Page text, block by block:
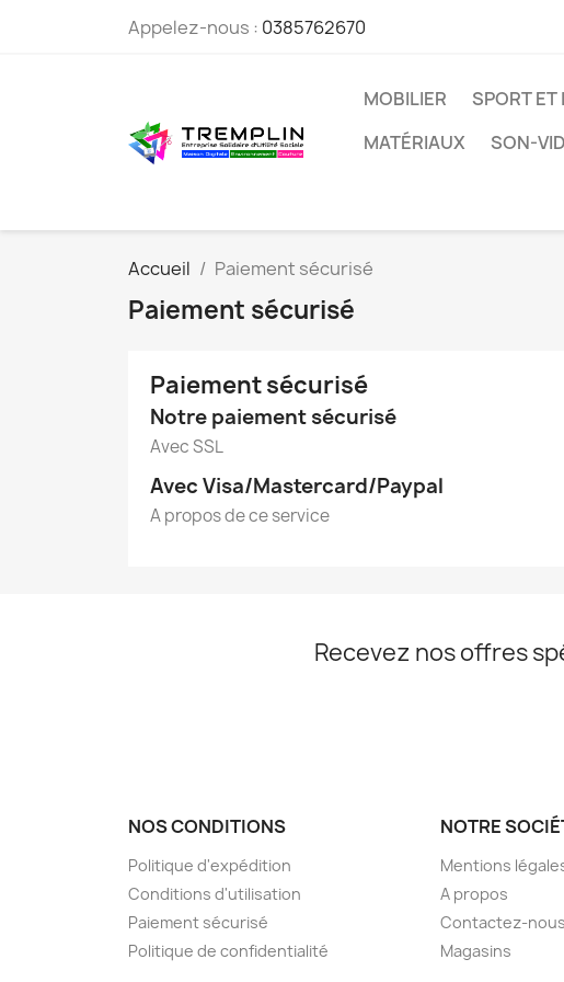
Appelez-nous : 0385762670
MOBILIER SPORT ET
MATÉRIAUX
SON-
Accueil Paiement sécurisé
Paiement sécurisé
Paiement sécurisé
Notre paiement sécurisé
Avec SSL
Avec Visa/Mastercard/Paypal
A propos de ce service
Recevez nos offres
NOS CONDITIONS
Politique d'expédition
Conditions d'utilisation
Paiement sécurisé
Politique de confidentialité
NOTRE
Mentions
A propos
Contactez-nous
Magasins